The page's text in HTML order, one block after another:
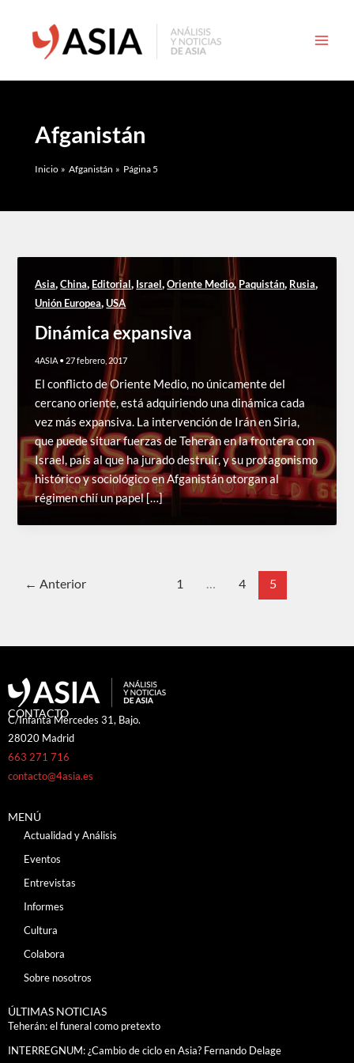
contenido
Afganistán
Inicio Afganistán Página 5
Asia,China, Editorial, Israel,Oriente Medio,Paquistán, Rusia,
Unión Europea,USA
Dinámica expansiva
4ASIA • 27 febrero, 2017
El conflicto de Oriente Medio, no únicamente del
cercano oriente, está adquiriendo una dinámica cada
vez más expansiva. La intervención de Irán en Siria,
que puede situar fuerzas de Teherán en la frontera con
Israel, país al que ha jurado destruir, y su protagonismo
histórico y sociológico en Afganistán otorgan al
régimen chií un papel […]
← Anterior 1 … 4 5
CONTACTO
C/Infanta Mercedes 31, Bajo.
28020 Madrid
663 271 716
contacto@4asia.es
MENÚ
Actualidad y Análisis
Eventos
Entrevistas
Informes
Cultura
Colabora
Sobre nosotros
ÚLTIMAS NOTICIAS
Teherán: el funeral como pretexto
INTERREGNUM: ¿Cambio de ciclo en Asia? Fernando Delage